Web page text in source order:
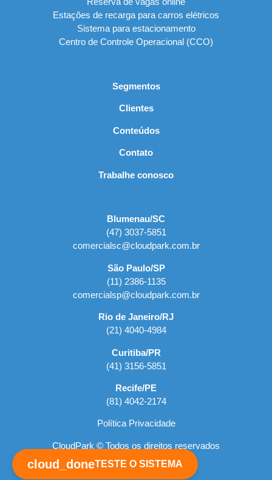
cloud_doneTESTE O SISTEMA
Estações de recarga para carros elétricos
Sistema para estacionamento
Centro de Controle Operacional (CCO)
Segmentos
Clientes
Conteúdos
Contato
Trabalhe conosco
Blumenau/SC
(47) 3037-5851
comercialsc@cloudpark.com.br
São Paulo/SP
(11) 2386-1135
comercialsp@cloudpark.com.br
Rio de Janeiro/RJ
(21) 4040-4984
Curitiba/PR
(41) 3156-5851
Recife/PE
(81) 4042-2174
Política Privacidade
CloudPark © Todos os direitos reservados